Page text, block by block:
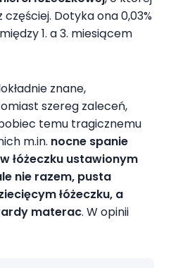
Dotyka ona 0,03%
1. a 3. miesiącem
znane,
szereg zaleceń,
temu tragicznemu
m.in. nocne spanie
łóżeczku ustawionym
nie razem, pusta
łóżeczku, a
materac. W opinii